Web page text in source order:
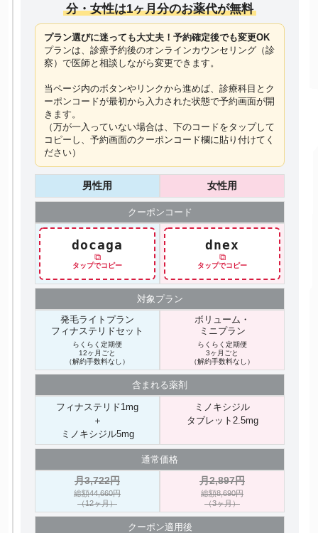
分・女性は1ヶ月分のお薬代が無料
プラン選びに迷っても大丈夫！予約確定後でも変更OK
プランは、診療予約後のオンラインカウンセリング（診
察）で医師と相談しながら変更できます。
当ページ内のボタンやリンクから進めば、診療科目とク
ーポンコードが最初から入力された状態で予約画面が開
きます。
（万が一入っていない場合は、下のコードをタップして
コピーし、予約画面のクーポンコード欄に貼り付けてく
ださい）
男性用 女性用
クーポン コード
docaga
⧉
タップでコピー
dnex
⧉
タップでコピー
対象プラン
発毛ライトプラン
フィナステリドセット
らくらく定期便
12ヶ月ごと
（解約手数料なし）
ボリューム・
ミニプラン
らくらく定期便
3ヶ月ごと
（解約手数料なし）
含まれる薬剤
フィナステリド1mg
＋
ミノキシジル5mg
ミノキシジル
タブレット2.5mg
通常価格
月3,722円
総額44,660円
（12ヶ月）
月2,897円
総額8,690円
（3ヶ月）
クーポン適用後